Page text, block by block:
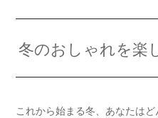
冬のおしゃれを楽
これから始まる冬、あなたは